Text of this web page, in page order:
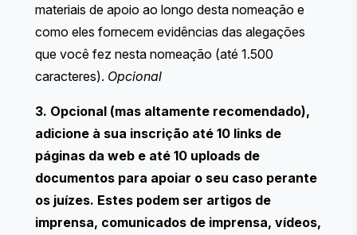
materiais de apoio ao longo desta nomeação e
como eles fornecem evidências das alegações
que você fez nesta nomeação (até 1.500
caracteres). Opcional
3. Opcional (mas altamente recomendado),
adicione à sua inscrição até 10 links de
páginas da web e até 10 uploads de
documentos para apoiar o seu caso perante
os juízes. Estes podem ser artigos de
imprensa, comunicados de imprensa, vídeos,